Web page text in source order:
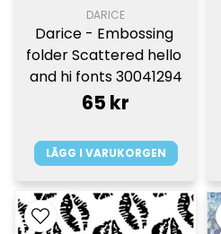
DARICE
Darice - Embossing
folder Scattered hello
and hi fonts 30041294
65 kr
LÄGG I VARUKORGEN